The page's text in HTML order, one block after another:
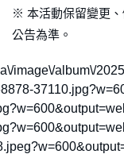
※ 本活動保留變更
公告為準。
34334.jpeg?w=2000&output=webp”,”xs”:”https:\/\/